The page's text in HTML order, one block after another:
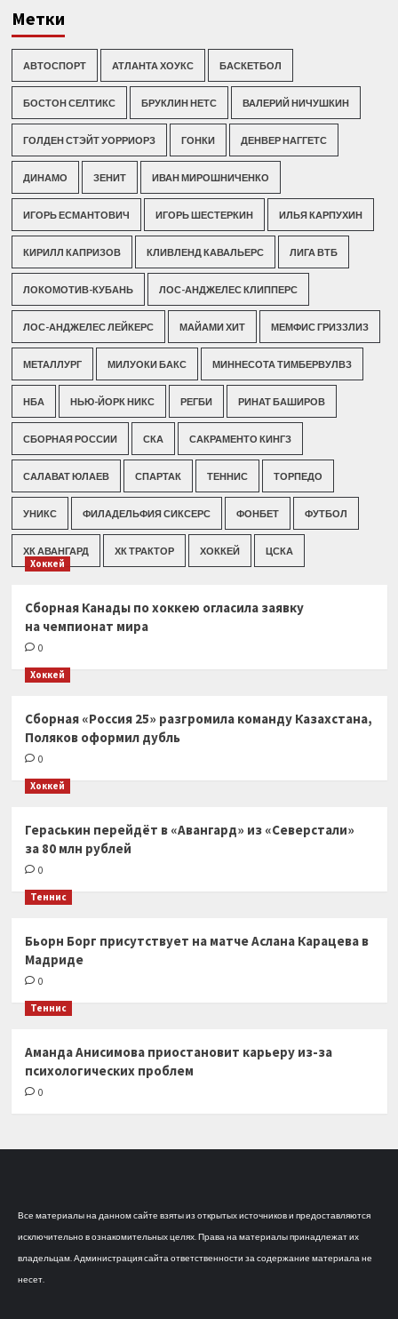
Метки
АВТОСПОРТ АТЛАНТА ХОУКС БАСКЕТБОЛ
БОСТОН СЕЛТИКС БРУКЛИН НЕТС ВАЛЕРИЙ НИЧУШКИН
ГОЛДЕН СТЭЙТ УОРРИОРЗ ГОНКИ ДЕНВЕР НАГГЕТС
ДИНАМО ЗЕНИТ ИВАН МИРОШНИЧЕНКО
ИГОРЬ ЕСМАНТОВИЧ ИГОРЬ ШЕСТЕРКИН ИЛЬЯ КАРПУХИН
КИРИЛЛ КАПРИЗОВ КЛИВЛЕНД КАВАЛЬЕРС ЛИГА ВТБ
ЛОКОМОТИВ-КУБАНЬ ЛОС-АНДЖЕЛЕС КЛИППЕРС
ЛОС-АНДЖЕЛЕС ЛЕЙКЕРС МАЙАМИ ХИТ МЕМФИС ГРИЗЗЛИЗ
МЕТАЛЛУРГ МИЛУОКИ БАКС МИННЕСОТА ТИМБЕРВУЛВЗ
НБА НЬЮ-ЙОРК НИКС РЕГБИ РИНАТ БАШИРОВ
СБОРНАЯ РОССИИ СКА САКРАМЕНТО КИНГЗ
САЛАВАТ ЮЛАЕВ СПАРТАК ТЕННИС ТОРПЕДО
УНИКС ФИЛАДЕЛЬФИЯ СИКСЕРС ФОНБЕТ ФУТБОЛ
ХК АВАНГАРД ХК ТРАКТОР ХОККЕЙ ЦСКА
Хоккей
Сборная Канады по хоккею огласила заявку
на чемпионат мира
0
Хоккей
Сборная «Россия 25» разгромила команду Казахстана,
Поляков оформил дубль
0
Хоккей
Гераськин перейдёт в «Авангард» из «Северстали»
за 80 млн рублей
0
Теннис
Бьорн Борг присутствует на матче Аслана Карацева в
Мадриде
0
Теннис
Аманда Анисимова приостановит карьеру из-за
психологических проблем
0
Все материалы на данном сайте взяты из открытых источников и предоставляются
исключительно в ознакомительных целях. Права на материалы принадлежат их
владельцам. Администрация сайта ответственности за содержание материала не
несет.